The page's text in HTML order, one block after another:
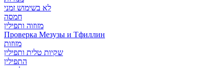
לא בשימוש זמני
חמסה
מזוזוה ותפילין
Проверка Мезузы и Тфиллин
מזוזות
שקיות טלית ותפילין
התפילין